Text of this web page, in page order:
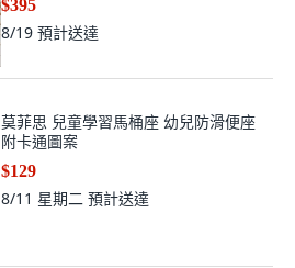
$395
8/19 預計送達
莫菲思 兒童學習馬桶座 幼兒防滑便座
附卡通圖案
$129
8/11 星期二 預計送達